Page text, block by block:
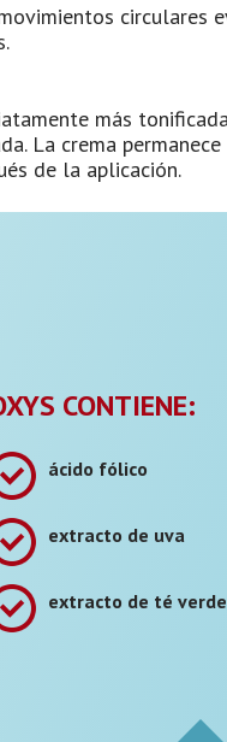
circulares
más
La crema
de la aplicación.
CONTIENE:
ácido fólico
extracto de uva
extracto de té verde